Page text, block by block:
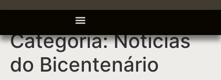
Categoria:Noticias
do Bicentenário